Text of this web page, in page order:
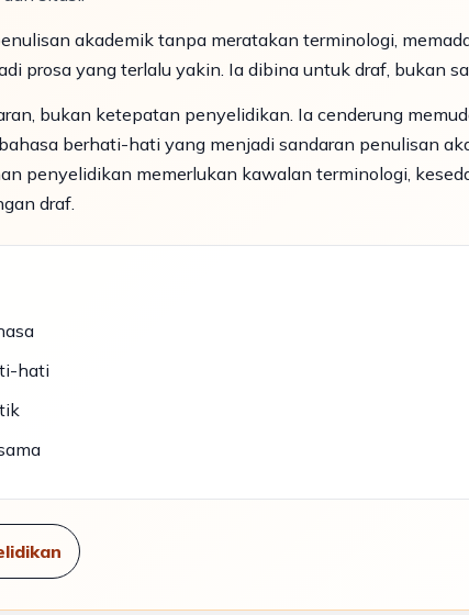
akademik tanpa meratakan terminologi,
prosa yang terlalu yakin. Ia dibina untuk draf, bukan
bukan ketepatan penyelidikan. Ia cenderung
berhati-hati yang menjadi sandaran penulisan
penyelidikan memerlukan kawalan terminologi,
draf.
hati